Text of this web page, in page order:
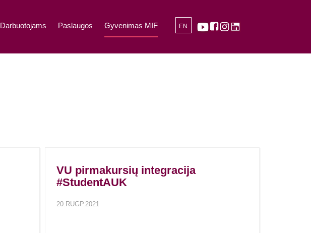
Darbuotojams Paslaugos Gyvenimas MIF EN
VU pirmakursių integracija
#StudentAUK
20.RUGP.2021